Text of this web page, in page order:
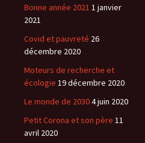
Bonne année 2021 1 janvier
2021
Covid et pauvreté 26
décembre 2020
Moteurs de recherche et
écologie 19 décembre 2020
Le monde de 20304 juin 2020
Petit Corona et son père 11
avril 2020